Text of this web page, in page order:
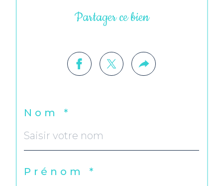
Partager ce bien
Nom *
Prénom *